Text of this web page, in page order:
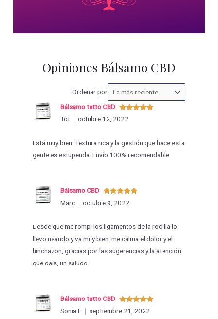
Opiniones Bálsamo CBD
Ordenar porOrdenar
las
Valorado
con
Bálsamo tatto CBD
Tot
octubre 12, 2022
Está muy bien. Textura rica y la gestión que hace esta
gente es estupenda. Envío 100% recomendable.
Valorado
con5de 5
Bálsamo CBD
Marc
octubre 9, 2022
Desde que me rompi los ligamentos de la rodilla lo
llevo usando y va muy bien, me calma el dolor y el
hinchazon, gracias por las sugerencias y la atención
que dais, un saludo
Valorado
con 5de 5
Bálsamo tatto CBD
Sonia F
septiembre 21, 2022